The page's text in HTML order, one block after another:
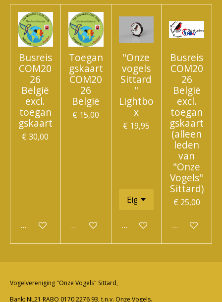
Busreis
COM20
26
België
excl.
toegan
gskaart
€ 30,00
In winkelwagen
Toegan
gskaart
COM20
26
België
€ 15,00
In winkelwagen
"Onze
vogels
Sittard
"
Lightbo
x
€ 19,95
In winkelwagen
Busreis
COM20
26
België
excl.
toegan
gskaart
(alleen
leden
van
"Onze
Vogels"
Sittard)
€ 25,00
In
Vogelvereniging "Onze Vogels" Sittard,
Bank: NL21 RABO 0170 2276 93, t.n.v. Onze Vogels.